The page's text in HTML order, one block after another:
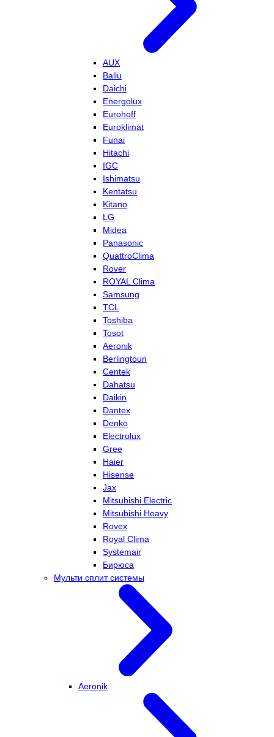
AUX
Ballu
Daichi
Energolux
Eurohoff
Euroklimat
Funai
Hitachi
IGC
Ishimatsu
Kentatsu
Kitano
LG
Midea
Panasonic
QuattroClima
Rover
ROYAL Clima
Samsung
TCL
Toshiba
Tosot
Aeronik
Berlingtoun
Centek
Dahatsu
Daikin
Dantex
Denko
Electrolux
Gree
Haier
Hisense
Jax
Mitsubishi Electric
Mitsubishi Heavy
Rovex
Royal Clima
Systemair
Бирюса
Мульти сплит системы
Aeronik